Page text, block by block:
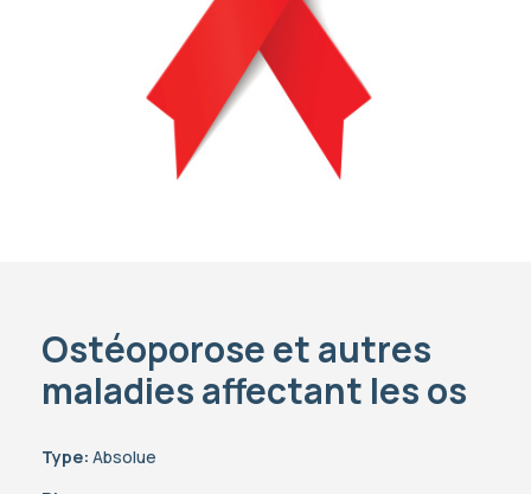
Ostéoporose et autres
maladies affectant les os
Type: Absolue